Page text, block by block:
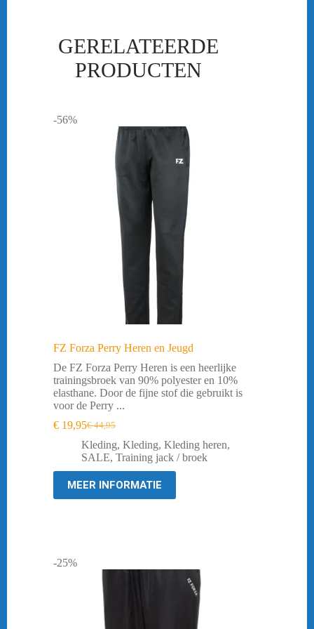
GERELATEERDE
PRODUCTEN
-56%
FZ Forza Perry Heren en Jeugd
De FZ Forza Perry Heren is een heerlijke
trainingsbroek van 90% polyester en 10%
elasthane. Door de fijne stof die gebruikt is
voor de Perry ...
€44,95
Oorspronkelijke
prijs
was:
€ 44,95.
€ 19,95Huidige
prijs
is:
€ 19,95.
Kleding, Kleding, Kleding heren,
SALE, Training jack / broek
MEER INFORMATIE
-25%